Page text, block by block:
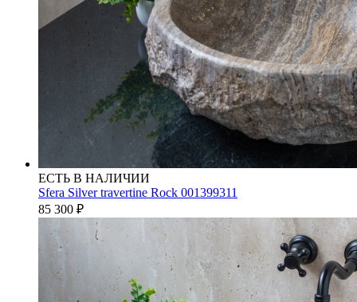
ЕСТЬ В НАЛИЧИИ
Sfera Silver travertine Rock 001399311
85 300 ₽